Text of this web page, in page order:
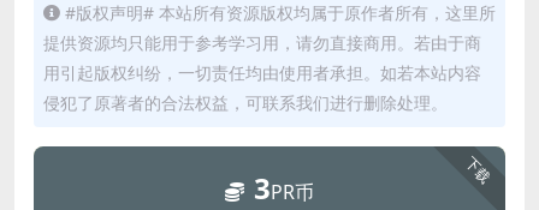
#版权声明# 本站所有资源版权均属于原作者所有，这里所
提供资源均只能用于参考学习用，请勿直接商用。若由于商
用引起版权纠纷，一切责任均由使用者承担。如若本站内容
侵犯了原著者的合法权益，可联系我们进行删除处理。
下载
3PR币